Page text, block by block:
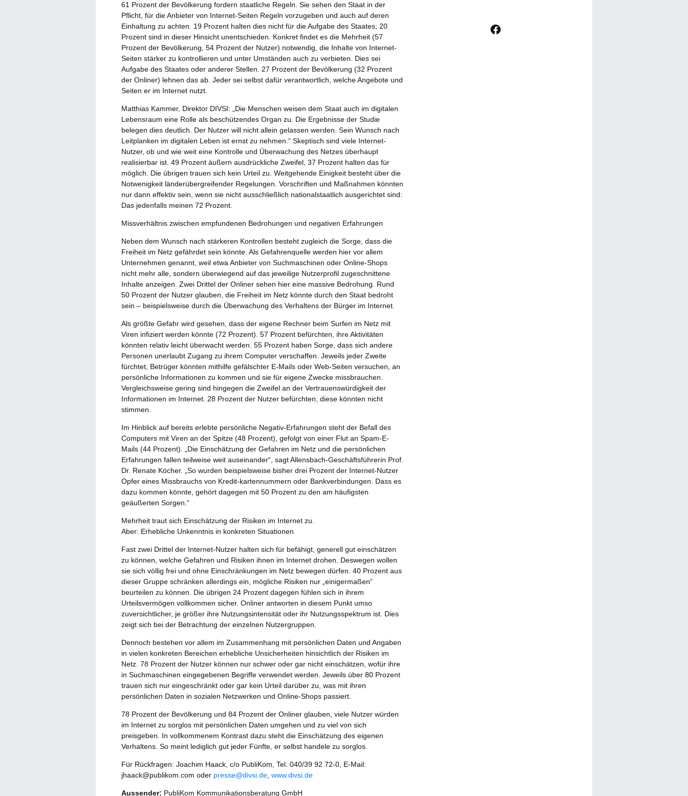
61 Prozent der Bevölkerung fordern staatliche Regeln. Sie sehen den Staat in der
Pflicht, für die Anbieter von Internet-Seiten Regeln vorzugeben und auch auf deren
Einhaltung zu achten. 19 Prozent halten dies nicht für die Aufgabe des Staates; 20
Prozent sind in dieser Hinsicht unentschieden. Konkret findet es die Mehrheit (57
Prozent der Bevölkerung, 54 Prozent der Nutzer) notwendig, die Inhalte von Internet-
Seiten stärker zu kontrollieren und unter Umständen auch zu verbieten. Dies sei
Aufgabe des Staates oder anderer Stellen. 27 Prozent der Bevölkerung (32 Prozent
der Onliner) lehnen das ab. Jeder sei selbst dafür verantwortlich, welche Angebote und
Seiten er im Internet nutzt.
Matthias Kammer, Direktor DIVSI: „Die Menschen weisen dem Staat auch im digitalen
Lebensraum eine Rolle als beschützendes Organ zu. Die Ergebnisse der Studie
belegen dies deutlich. Der Nutzer will nicht allein gelassen werden. Sein Wunsch nach
Leitplanken im digitalen Leben ist ernst zu nehmen.“ Skeptisch sind viele Internet-
Nutzer, ob und wie weit eine Kontrolle und Überwachung des Netzes überhaupt
realisierbar ist. 49 Prozent äußern ausdrückliche Zweifel, 37 Prozent halten das für
möglich. Die übrigen trauen sich kein Urteil zu. Weitgehende Einigkeit besteht über die
Notwenigkeit länderübergreifender Regelungen. Vorschriften und Maßnahmen könnten
nur dann effektiv sein, wenn sie nicht ausschließlich nationalstaatlich ausgerichtet sind:
Das jedenfalls meinen 72 Prozent.
Missverhältnis zwischen empfundenen Bedrohungen und negativen Erfahrungen
Neben dem Wunsch nach stärkeren Kontrollen besteht zugleich die Sorge, dass die
Freiheit im Netz gefährdet sein könnte. Als Gefahrenquelle werden hier vor allem
Unternehmen genannt, weil etwa Anbieter von Suchmaschinen oder Online-Shops
nicht mehr alle, sondern überwiegend auf das jeweilige Nutzerprofil zugeschnittene
Inhalte anzeigen. Zwei Drittel der Onliner sehen hier eine massive Bedrohung. Rund
50 Prozent der Nutzer glauben, die Freiheit im Netz könnte durch den Staat bedroht
sein – beispielsweise durch die Überwachung des Verhaltens der Bürger im Internet.
Als größte Gefahr wird gesehen, dass der eigene Rechner beim Surfen im Netz mit
Viren infiziert werden könnte (72 Prozent). 57 Prozent befürchten, ihre Aktivitäten
könnten relativ leicht überwacht werden. 55 Prozent haben Sorge, dass sich andere
Personen unerlaubt Zugang zu ihrem Computer verschaffen. Jeweils jeder Zweite
fürchtet, Betrüger könnten mithilfe gefälschter E-Mails oder Web-Seiten versuchen, an
persönliche Informationen zu kommen und sie für eigene Zwecke missbrauchen.
Vergleichsweise gering sind hingegen die Zweifel an der Vertrauenswürdigkeit der
Informationen im Internet. 28 Prozent der Nutzer befürchten, diese könnten nicht
stimmen.
Im Hinblick auf bereits erlebte persönliche Negativ-Erfahrungen steht der Befall des
Computers mit Viren an der Spitze (48 Prozent), gefolgt von einer Flut an Spam-E-
Mails (44 Prozent). „Die Einschätzung der Gefahren im Netz und die persönlichen
Erfahrungen fallen teilweise weit auseinander“, sagt Allensbach-Geschäftsführerin Prof.
Dr. Renate Köcher. „So wurden beispielsweise bisher drei Prozent der Internet-Nutzer
Opfer eines Missbrauchs von Kredit-kartennummern oder Bankverbindungen. Dass es
dazu kommen könnte, gehört dagegen mit 50 Prozent zu den am häufigsten
geäußerten Sorgen.“
Mehrheit traut sich Einschätzung der Risiken im Internet zu.
Aber: Erhebliche Unkenntnis in konkreten Situationen
Fast zwei Drittel der Internet-Nutzer halten sich für befähigt, generell gut einschätzen
zu können, welche Gefahren und Risiken ihnen im Internet drohen. Deswegen wollen
sie sich völlig frei und ohne Einschränkungen im Netz bewegen dürfen. 40 Prozent aus
dieser Gruppe schränken allerdings ein, mögliche Risiken nur „einigermaßen“
beurteilen zu können. Die übrigen 24 Prozent dagegen fühlen sich in ihrem
Urteilsvermögen vollkommen sicher. Onliner antworten in diesem Punkt umso
zuversichtlicher, je größer ihre Nutzungsintensität oder ihr Nutzungsspektrum ist. Dies
zeigt sich bei der Betrachtung der einzelnen Nutzergruppen.
Dennoch bestehen vor allem im Zusammenhang mit persönlichen Daten und Angaben
in vielen konkreten Bereichen erhebliche Unsicherheiten hinsichtlich der Risiken im
Netz. 78 Prozent der Nutzer können nur schwer oder gar nicht einschätzen, wofür ihre
in Suchmaschinen eingegebenen Begriffe verwendet werden. Jeweils über 80 Prozent
trauen sich nur eingeschränkt oder gar kein Urteil darüber zu, was mit ihren
persönlichen Daten in sozialen Netzwerken und Online-Shops passiert.
78 Prozent der Bevölkerung und 84 Prozent der Onliner glauben, viele Nutzer würden
im Internet zu sorglos mit persönlichen Daten umgehen und zu viel von sich
preisgeben. In vollkommenem Kontrast dazu steht die Einschätzung des eigenen
Verhaltens. So meint lediglich gut jeder Fünfte, er selbst handele zu sorglos.
Für Rückfragen: Joachim Haack, c/o PubliKom, Tel. 040/39 92 72-0, E-Mail:
jhaack@publikom.com oder presse@divsi.de www.divsi.de
Aussender: PubliKom Kommunikationsberatung GmbH
F
a